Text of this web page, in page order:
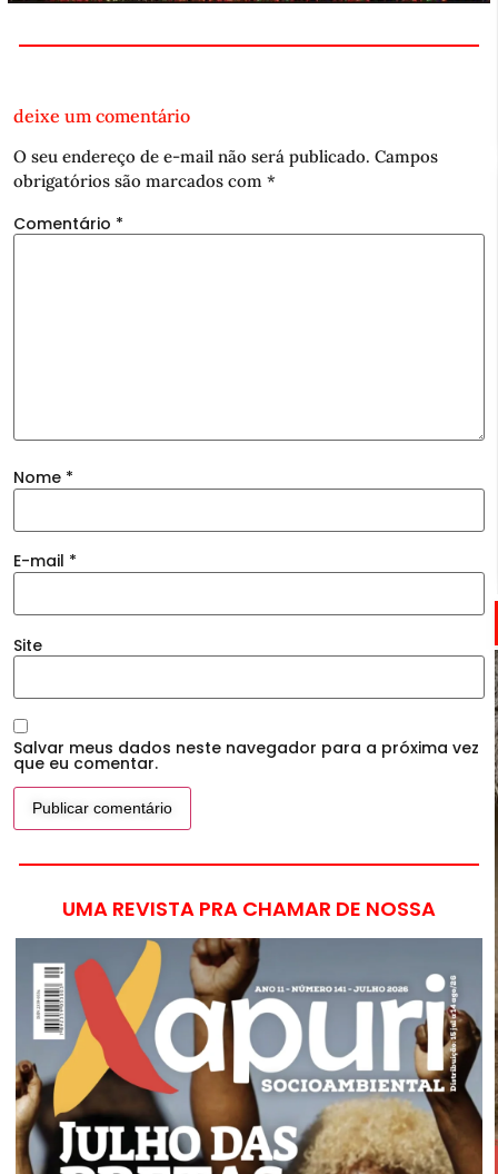
deixe um comentário
O seu endereço de e-mail não será publicado. Campos
obrigatórios são marcados com *
Comentário *
Nome *
E-mail *
Site
Salvar meus dados neste navegador para a próxima vez
que eu comentar.
UMA REVISTA PRA CHAMAR DE NOSSA